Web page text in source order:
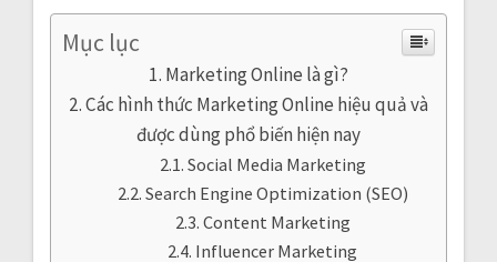
Mục lục
Marketing Online là gì?
Các hình thức Marketing Online hiệu quả và
được dùng phổ biến hiện nay
Social Media Marketing
Search Engine Optimization (SEO)
Content Marketing
Influencer Marketing